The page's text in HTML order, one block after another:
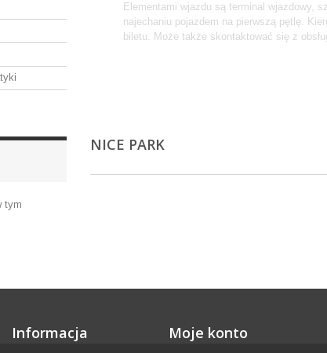
tym
Elementami wjazdu są terminal wjazdowy,
najechaniu pojazdem na pierwszą pętlę.
biletu. Może także skontaktować się z
NICE PARK
Informacja Moje konto